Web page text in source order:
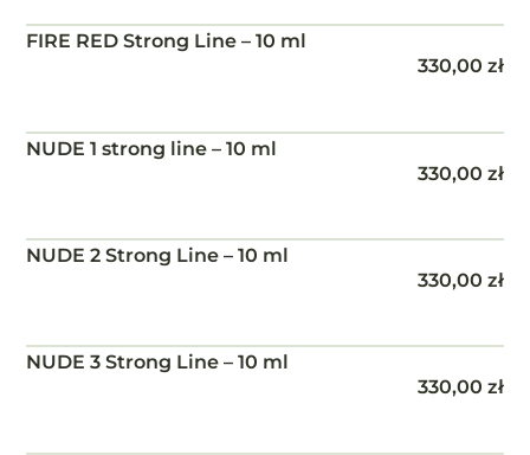
FIRE RED Strong Line – 10 ml
330,00 zł
NUDE 1 strong line – 10 ml
330,00 zł
NUDE 2 Strong Line – 10 ml
330,00 zł
NUDE 3 Strong Line – 10 ml
330,00 zł